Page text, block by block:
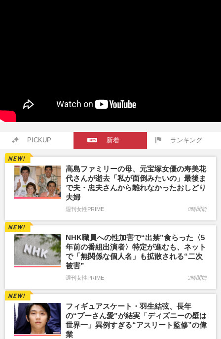
PICKUP 新着 ランキング
高島ファミリーの母、元宝塚女優の寿美花
代さんが逝去「私が面倒みたいの」最後ま
で夫・忠夫さんから離れなかったおしどり
夫婦
週刊女性PRIME 0時間前
NHK職員への性加害で“出禁”食らった〈5
年前の番組出演者〉特定が進むも、ネット
で「無関係な個人名」も拡散される“二次
被害”
週刊女性PRIME 2時間前
フィギュアスケート・羽生結弦、長年
の“プーさん愛”が結実「ディズニーの壁は
世界一」異例すぎる“アスリート監修”の偉
業